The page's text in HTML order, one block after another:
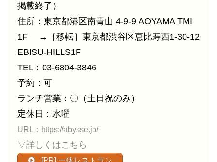
掲載終了）
住所：東京都港区南青山 4-9-9 AOYAMA TMI
1F →［移転］東京都渋谷区恵比寿西1-30-12
EBISU-HILLS1F
TEL：03-6804-3846
予約：可
ランチ営業：〇（土日祝のみ）
定休日：水曜
URL：https://abysse.jp/
▽詳しくはこちら
[PR] 一休レストラン